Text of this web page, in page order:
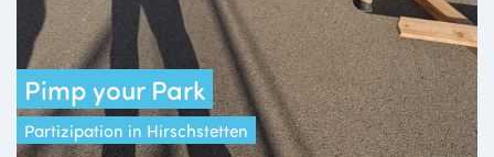
Pimp your Park
Partizipation in Hirschstetten